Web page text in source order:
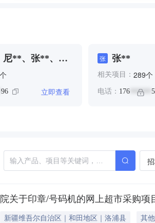
**、张**、野
个
96 立即查看
张 张**
相关项目： 289个
电话： 176******
关于印章/号码机的网上超市采购项
新疆维吾尔自治区｜和田地区｜洛浦县
其他